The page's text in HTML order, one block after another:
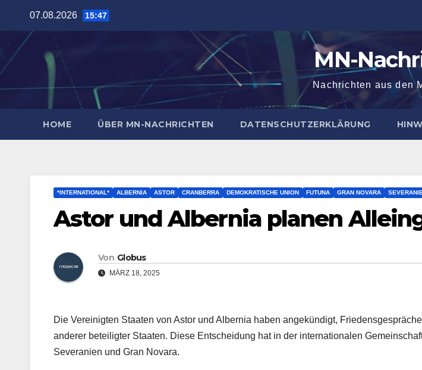
springen
07.08.2026 15:47
MN-
Nachrichten aus den
HOME ÜBER MN-NACHRICHTEN DATENSCHUTZERKLÄRUNG
*INTERNATIONAL* ALBERNIA ASTOR CRANBERRA DEMOKRATISCHE UNION FUTUNA GRAN NOVARA
Astor und Albernia planen
Von Globus
MÄRZ 18, 2025
Die Vereinigten Staaten von Astor und Albernia haben angekündigt,
anderer beteiligter Staaten. Diese Entscheidung hat in der internationalen
Severanien und Gran Novara.